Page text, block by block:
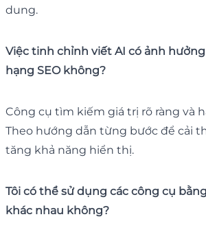
dung.
Việc tinh chỉnh viết AI có ảnh
hạng SEO không?
Công cụ tìm kiếm giá trị rõ ràng và
Theo hướng dẫn từng bước để cải
tăng khả năng hiển thị.
Tôi có thể sử dụng các công cụ
khác nhau không?